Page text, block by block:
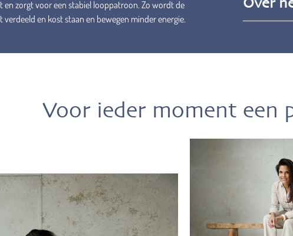
zorgt voor een stabiel looppatroon. Zo wordt de
verdeeld en kost staan en bewegen minder energie.
Over
Voor ieder moment een